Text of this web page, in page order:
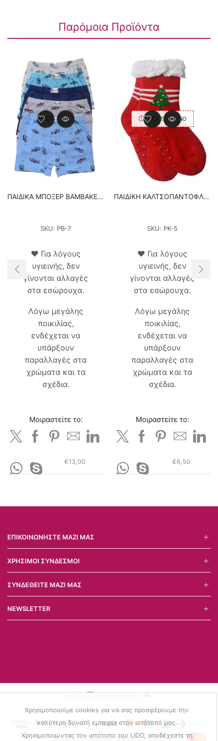
Παρόμοια Προϊόντα
ΠΑΙΔΙΚΑ ΜΠΟΞΕΡ ΒΑΜΒΑΚΕΡΑ 5 ΤΕΜΑΧΙΑ
SKU: PΒ-7
❤ Για λόγους
υγιεινής, δεν
γίνονται αλλαγές
στα εσώρουχα.
Λόγω μεγάλης
ποικιλίας,
ενδέχεται να
υπάρξουν
παραλλαγές στα
χρώματα και τα
σχέδια.
Μοιραστείτε το:
€13,00
ΕΞΑΝΤΛΗΜΈΝΟ
ΠΑΙΔΙΚΗ ΚΑΛΤΣΟΠΑΝΤΟΦΛΕΣ ΧΡΙΣΤΟΥΓΕΝΝΙΑΤΙΚΕΣ – ΚΟΚΚΙΝΟ
SKU: PK-5
❤ Για λόγους
υγιεινής, δεν
γίνονται αλλαγές
στα εσώρουχα.
Λόγω μεγάλης
ποικιλίας,
ενδέχεται να
υπάρξουν
παραλλαγές στα
χρώματα και τα
σχέδια.
Μοιραστείτε το:
€6,50
ΕΠΙΚΟΙΝΩΝΉΣΤΕ ΜΑΖΊ ΜΑΣ
ΧΡΉΣΙΜΟΙ ΣΎΝΔΕΣΜΟΙ
ΣΥΝΔΕΘΕΊΤΕ ΜΑΖΊ ΜΑΣ
NEWSLETTER
Χρησιμοποιούμε cookies για να σας προσφέρουμε την
καλύτερη δυνατή εμπειρία στον ιστότοπό μας.
Χρησιμοποιώντας τον ιστότοπο του LIDO, αποδέχεστε τη